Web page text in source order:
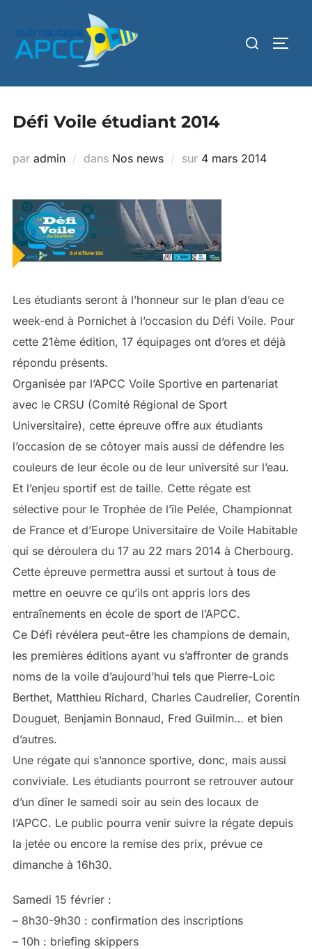
Défi Voile étudiant 2014
par admin dans Nos news sur 4 mars 2014
Les étudiants seront à l’honneur sur le plan d’eau ce
week-end à Pornichet à l’occasion du Défi Voile. Pour
cette 21ème édition, 17 équipages ont d’ores et déjà
répondu présents.
Organisée par l’APCC Voile Sportive en partenariat
avec le CRSU (Comité Régional de Sport
Universitaire), cette épreuve offre aux étudiants
l’occasion de se côtoyer mais aussi de défendre les
couleurs de leur école ou de leur université sur l’eau.
Et l’enjeu sportif est de taille. Cette régate est
sélective pour le Trophée de l’île Pelée, Championnat
de France et d’Europe Universitaire de Voile Habitable
qui se déroulera du 17 au 22 mars 2014 à Cherbourg.
Cette épreuve permettra aussi et surtout à tous de
mettre en oeuvre ce qu’ils ont appris lors des
entraînements en école de sport de l’APCC.
Ce Défi révélera peut-être les champions de demain,
les premières éditions ayant vu s’affronter de grands
noms de la voile d’aujourd’hui tels que Pierre-Loic
Berthet, Matthieu Richard, Charles Caudrelier, Corentin
Douguet, Benjamin Bonnaud, Fred Guilmin… et bien
d’autres.
Une régate qui s’annonce sportive, donc, mais aussi
conviviale. Les étudiants pourront se retrouver autour
d’un dîner le samedi soir au sein des locaux de
l’APCC. Le public pourra venir suivre la régate depuis
la jetée ou encore la remise des prix, prévue ce
dimanche à 16h30.
Samedi 15 février :
– 8h30-9h30 : confirmation des inscriptions
– 10h : briefing skippers